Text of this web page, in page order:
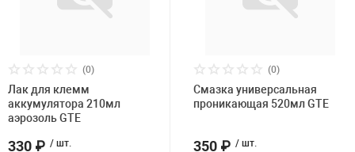
(0)
Лак для клемм
аккумулятора 210мл
аэрозоль GTE
330 ₽ / шт.
(0)
Смазка универсальная
проникающая 520мл GTE
350 ₽ / шт.